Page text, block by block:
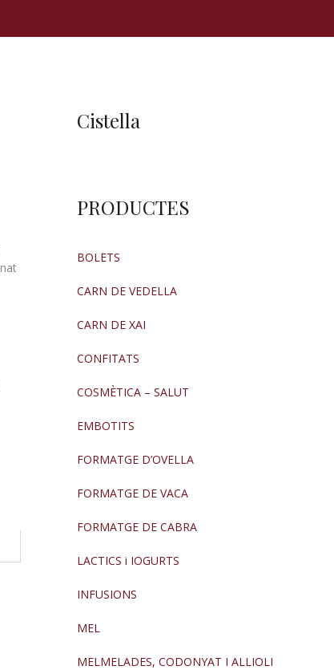
Cistella
PRODUCTES
BOLETS
CARN DE VEDELLA
CARN DE XAI
CONFITATS
COSMÈTICA – SALUT
EMBOTITS
FORMATGE D’OVELLA
FORMATGE DE VACA
FORMATGE DE CABRA
LACTICS i IOGURTS
INFUSIONS
MEL
MELMELADES, CODONYAT I ALLIOLI